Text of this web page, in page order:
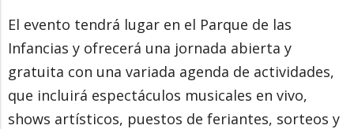
El evento tendrá lugar en el Parque de las
Infancias y ofrecerá una jornada abierta y
gratuita con una variada agenda de actividades,
que incluirá espectáculos musicales en vivo,
shows artísticos, puestos de feriantes, sorteos y